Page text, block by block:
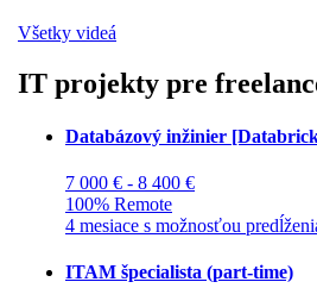
Všetky videá
IT projekty pre
Databázový inžinier
7 000 € - 8 400 €
100% Remote
4 mesiace s možnosťou
ITAM špecialista (part-time)